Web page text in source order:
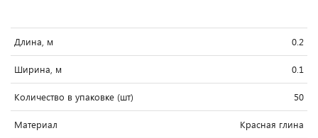
Длина, м 0.2
Ширина, м 0.1
Количество в упаковке (шт) 50
Материал Красная глина